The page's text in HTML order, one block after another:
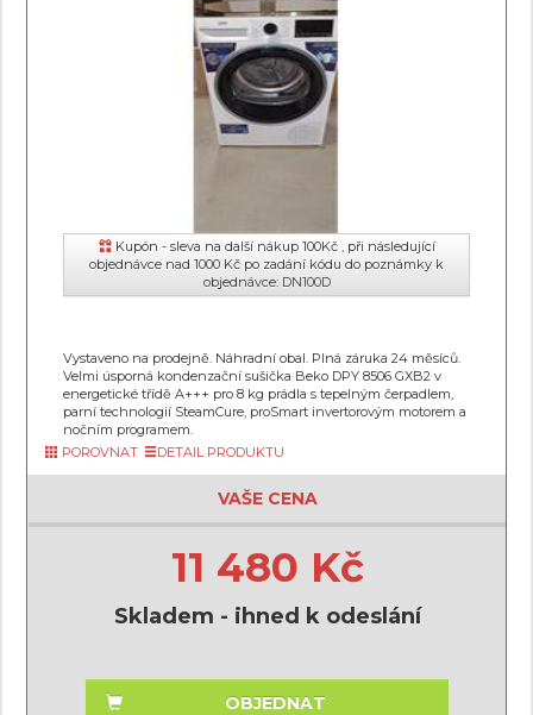
Kupón - sleva na další nákup 100Kč , při následující
objednávce nad 1000 Kč po zadání kódu do poznámky k
objednávce: DN100D
Vystaveno na prodejně. Náhradní obal. Plná záruka 24 měsíců.
Velmi úsporná kondenzační sušička Beko DPY 8506 GXB2 v
energetické třídě A+++ pro 8 kg prádla s tepelným čerpadlem,
parní technologií SteamCure, proSmart invertorovým motorem a
nočním programem.
POROVNAT
DETAIL PRODUKTU
VAŠE CENA
11 480 Kč
Skladem - ihned k odeslání
OBJEDNAT